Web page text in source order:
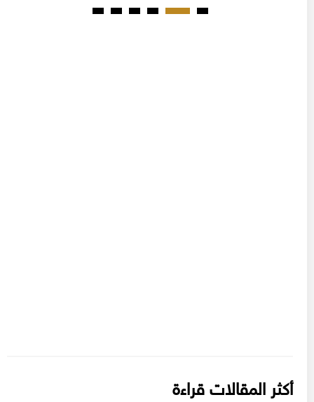
أكثر المقالات قراءة